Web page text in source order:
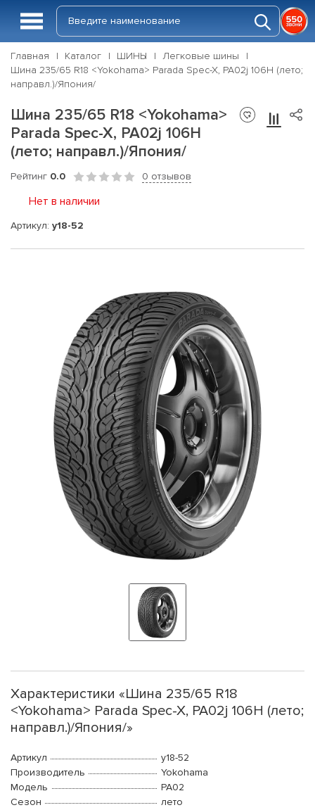
Главная Каталог ШИНЫ
Легковые шины
Шина 235/65 R18 <Yokohama> Parada Spec-X, PA02j 106H (лето;
направл.)/Япония/
Шина 235/65 R18 <Yokohama>
Parada Spec-X, PA02j 106H
(лето; направл.)/Япония/
Рейтинг 0.0 0 отзывов
Нет в наличии
Артикул: y18-52
Характеристики «Шина 235/65 R18
<Yokohama> Parada Spec-X, PA02j 106H (лето;
направл.)/Япония/»
Артикул
y18-52
Производитель
Yokohama
Модель
PA02
Сезон
лето